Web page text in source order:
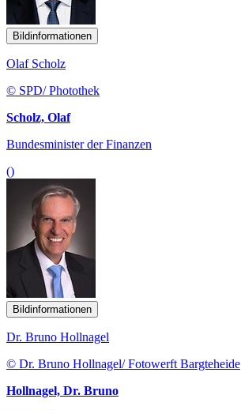
Bildinformationen
Olaf Scholz
© SPD/ Photothek
Scholz, Olaf
Bundesminister der Finanzen
()
Bildinformationen
Dr. Bruno Hollnagel
© Dr. Bruno Hollnagel/ Fotowerft Bargteheide
Hollnagel, Dr. Bruno